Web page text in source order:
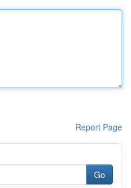
Report Page
Go